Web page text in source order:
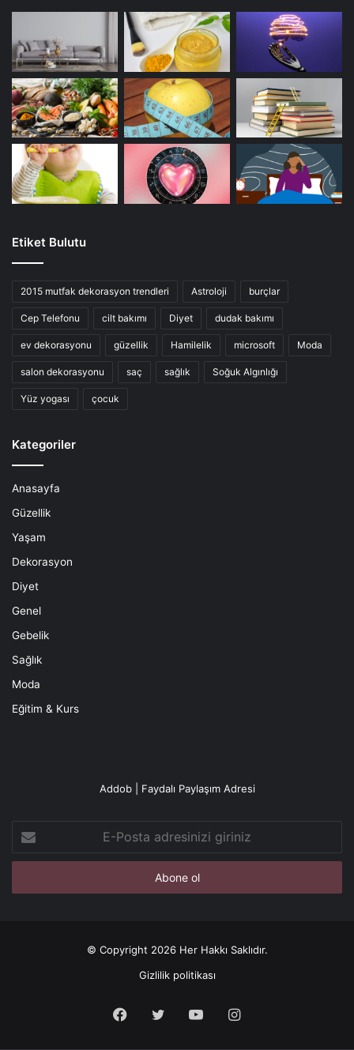
Etiket Bulutu
2015 mutfak dekorasyon trendleri Astroloji burçlar
Cep Telefonu cilt bakımı Diyet dudak bakımı
ev dekorasyonu güzellik Hamilelik microsoft Moda
salon dekorasyonu saç sağlık Soğuk Algınlığı
Yüz yogası çocuk
Kategoriler
Anasayfa
Güzellik
Yaşam
Dekorasyon
Diyet
Genel
Gebelik
Sağlık
Moda
Eğitim & Kurs
Addob | Faydalı Paylaşım Adresi
Posta
adresinizi
© Copyright 2026 Her Hakkı Saklıdır.
Gizlilik politikası
Facebook
X YouTubeInstagram